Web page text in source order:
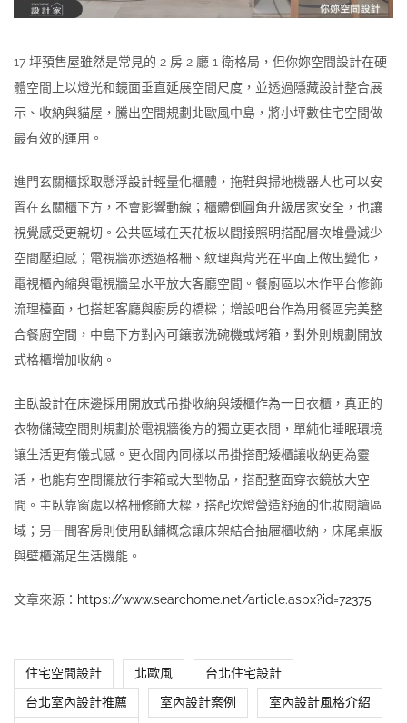
17 坪預售屋雖然是常見的 2 房 2 廳 1 衛格局，但你妳空間設計在硬
體空間上以燈光和鏡面垂直延展空間尺度，並透過隱藏設計整合展
示、收納與貓屋，騰出空間規劃北歐風中島，將小坪數住宅空間做
最有效的運用。
進門玄關櫃採取懸浮設計輕量化櫃體，拖鞋與掃地機器人也可以安
置在玄關櫃下方，不會影響動線；櫃體倒圓角升級居家安全，也讓
視覺感受更親切。公共區域在天花板以間接照明搭配層次堆疊減少
空間壓迫感；電視牆亦透過格柵、紋理與背光在平面上做出變化，
電視櫃內縮與電視牆呈水平放大客廳空間。餐廚區以木作平台修飾
流理檯面，也搭起客廳與廚房的橋樑；增設吧台作為用餐區完美整
合餐廚空間，中島下方對內可鑲嵌洗碗機或烤箱，對外則規劃開放
式格櫃增加收納。
主臥設計在床邊採用開放式吊掛收納與矮櫃作為一日衣櫃，真正的
衣物儲藏空間則規劃於電視牆後方的獨立更衣間，單純化睡眠環境
讓生活更有儀式感。更衣間內同樣以吊掛搭配矮櫃讓收納更為靈
活，也能有空間擺放行李箱或大型物品，搭配整面穿衣鏡放大空
間。主臥靠窗處以格柵修飾大樑，搭配坎燈營造舒適的化妝閱讀區
域；另一間客房則使用臥鋪概念讓床架結合抽屜櫃收納，床尾桌版
與壁櫃滿足生活機能。
文章來源： https://www.searchome.net/article.aspx?id=72375
住宅空間設計 北歐風 台北住宅設計
台北室內設計推薦 室內設計案例 室內設計風格介紹